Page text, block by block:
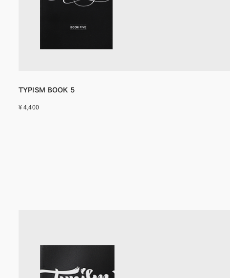
TYPISM BOOK 5
¥ 4,400